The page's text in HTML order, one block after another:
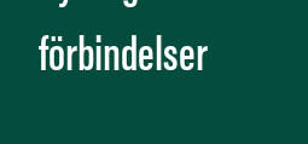
förbindelser